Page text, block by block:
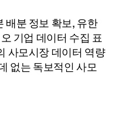
배분 정보 확보, 유한
기업 데이터 수집 표
사모시장 데이터 역량
없는 독보적인 사모